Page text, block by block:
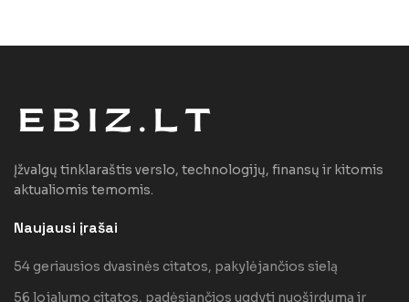
Įžvalgų tinklaraštis verslo, technologijų, finansų ir kitomis
aktualiomis temomis.
Naujausi įrašai
54 geriausios dvasinės citatos, pakylėjančios sielą
56 lojalumo citatos, padėsiančios ugdyti nuoširdumą ir